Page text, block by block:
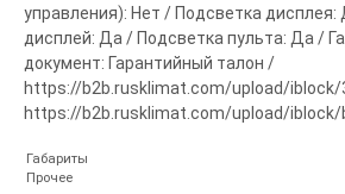
управления): Нет / Подсветка
дисплей: Да / Подсветка пульта: Да /
документ: Гарантийный талон /
https://b2b.rusklimat.com/upload/iblock/
https://b2b.rusklimat.com/upload/iblock/
Габариты
Прочее